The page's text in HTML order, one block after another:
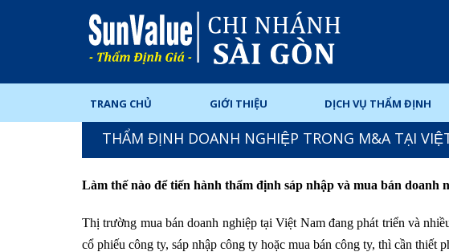
TRANG CHỦ GIỚI THIỆU DỊCH VỤ THẨM ĐỊNH
THẨM ĐỊNH DOANH NGHIỆP TRONG M&A TẠI
Làm thế nào để tiến hành thẩm định sáp nhập và mua bán doanh
Thị trường mua bán doanh nghiệp tại Việt Nam đang phát triển và
cổ phiếu công ty, sáp nhập công ty hoặc mua bán công ty, thì cần thiết